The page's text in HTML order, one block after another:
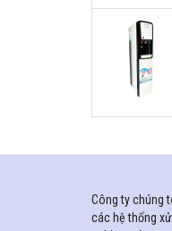
Công ty chúng
các hệ thống